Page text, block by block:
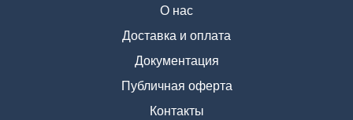
О нас
Доставка и оплата
Документация
Публичная оферта
Контакты